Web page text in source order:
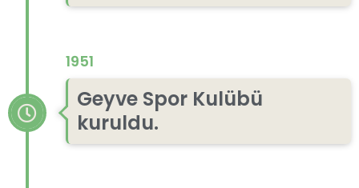
1951
Geyve Spor Kulübü
kuruldu.